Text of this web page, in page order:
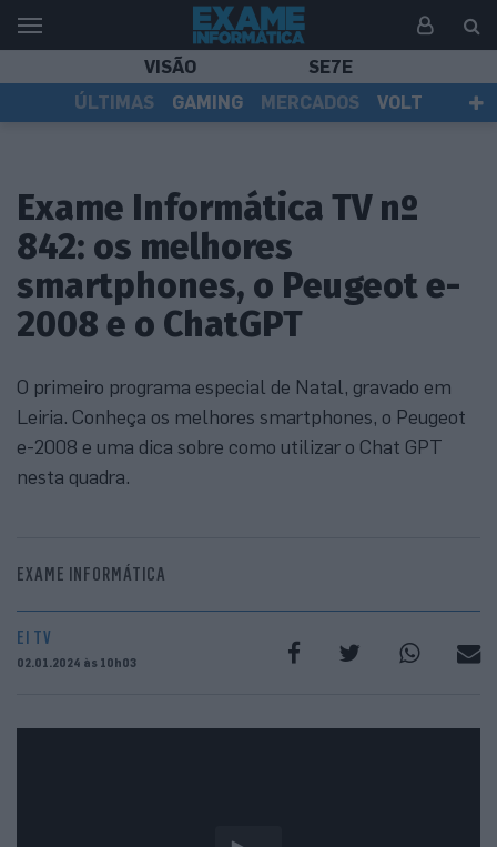
VISÃO
SE7E
ÚLTIMAS
GAMING MERCADOS
VOLT
Exame Informática TV nº
842: os melhores
smartphones, o Peugeot e-
2008 e o ChatGPT
O primeiro programa especial de Natal, gravado em
Leiria. Conheça os melhores smartphones, o Peugeot
e-2008 e uma dica sobre como utilizar o Chat GPT
nesta quadra.
EXAME INFORMÁTICA
EI TV
02.01.2024 às 10h03